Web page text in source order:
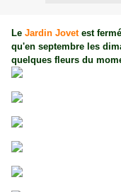
Le Jardin Jovetest
qu'en septembre les
quelques fleurs du